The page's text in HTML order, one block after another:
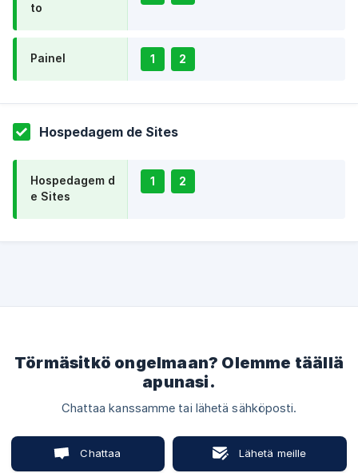
to
Painel 1 2
Hospedagem de Sites
Hospedagem d
e Sites
1 2
Törmäsitkö ongelmaan? Olemme täällä
apunasi.
Chattaa kanssamme tai lähetä sähköposti.
Chattaa Lähetä meille